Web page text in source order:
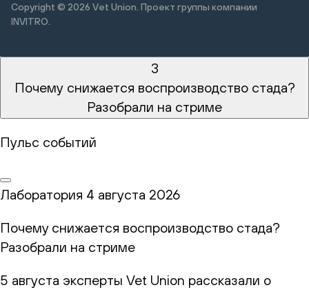
Copyright © 2026 Vet Union. Проект группы компании
INVITRO.
3
Почему снижается воспроизводство стада?
Разобрали на стриме
Пульс событий
Лаборатория 4 августа 2026
Почему снижается воспроизводство стада?
Разобрали на стриме
5 августа эксперты Vet Union рассказали о